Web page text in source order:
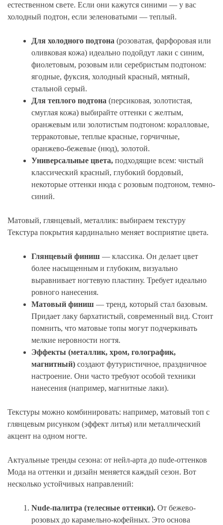
естественном свете. Если они кажутся синими — у вас
холодный подтон, если зеленоватыми — теплый.
Для холодного подтона (розоватая, фарфоровая или
оливковая кожа) идеально подойдут лаки с синим,
фиолетовым, розовым или серебристым подтоном:
ягодные, фуксия, холодный красный, мятный,
стальной серый.
Для теплого подтона (персиковая, золотистая,
смуглая кожа) выбирайте оттенки с желтым,
оранжевым или золотистым подтоном: коралловые,
терракотовые, теплые красные, горчичные,
оранжево-бежевые (нюд), золотой.
Универсальные цвета, подходящие всем: чистый
классический красный, глубокий бордовый,
некоторые оттенки нюда с розовым подтоном, темно-
синий.
Матовый, глянцевый, металлик: выбираем текстуру
Текстура покрытия кардинально меняет восприятие цвета.
Глянцевый финиш — классика. Он делает цвет
более насыщенным и глубоким, визуально
выравнивает ногтевую пластину. Требует идеально
ровного нанесения.
Матовый финиш — тренд, который стал базовым.
Придает лаку бархатистый, современный вид. Стоит
помнить, что матовые топы могут подчеркивать
мелкие неровности ногтя.
Эффекты (металлик, хром, голографик,
магнитный) создают футуристичное, праздничное
настроение. Они часто требуют особой техники
нанесения (например, магнитные лаки).
Текстуры можно комбинировать: например, матовый топ с
глянцевым рисунком (эффект литья) или металлический
акцент на одном ногте.
Актуальные тренды сезона: от нейл-арта до nude-оттенков
Мода на оттенки и дизайн меняется каждый сезон. Вот
несколько устойчивых направлений:
Nude-палитра (телесные оттенки). От бежево-
розовых до карамельно-кофейных. Это основа